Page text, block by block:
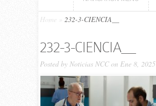
Home 232-3-CIENCIA__
232-3-CIENCIA__
Posted by Noticias NCCon Ene 8, 2025